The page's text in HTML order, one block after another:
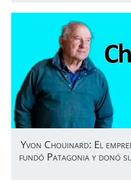
Yvon Chouinard: El
fundó Patagonia y donó